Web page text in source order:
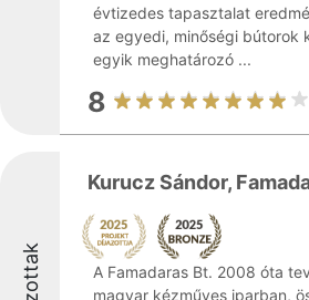
évtizedes tapasztalat
az egyedi, minőségi bútorok
egyik meghatározó ...
8
Kurucz Sándor,
A Famadaras Bt. 2008 óta
magyar kézműves iparban,